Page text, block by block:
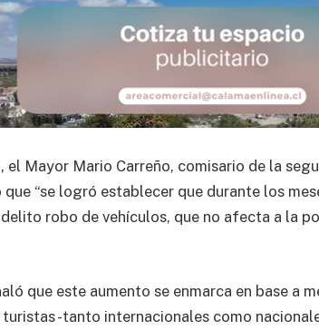
el Mayor Mario Carreño, comisario de la
“se logró establecer que durante los
robo de vehículos, que no afecta a la
que este aumento se enmarca en base a
-tanto internacionales como